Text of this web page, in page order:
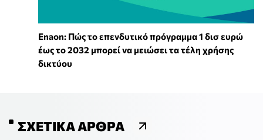
Enaon: Πώς το επενδυτικό πρόγραμμα 1 δισ ευρώ
έως το 2032 μπορεί να μειώσει τα τέλη χρήσης
δικτύου
ΣΧΕΤΙΚΆ ΆΡΘΡΑ